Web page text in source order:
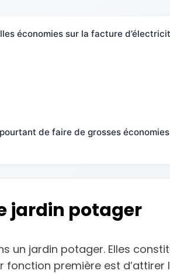
économies sur la facture
de faire de grosses économies
jardin potager
un jardin potager. Elles
première est